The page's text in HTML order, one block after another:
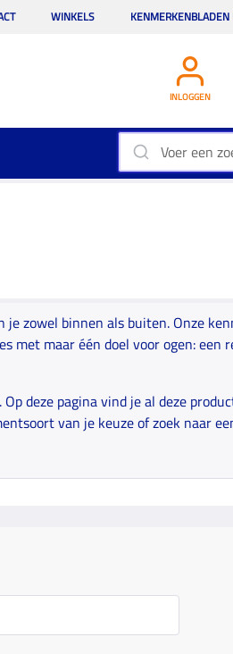
WINKELS
INLOGGEN
zowel binnen als buiten. Onze
met maar één doel voor ogen: een
deze pagina vind je al deze
van je keuze of zoek naar